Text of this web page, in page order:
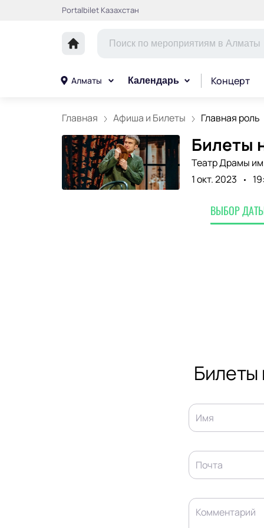
Portalbilet Казахстан
Алматы Календарь Концерт
Главная Афиша и Билеты Главная роль
Билеты
Театр Драмы
1 окт. 2023
ВЫБОР
Билеты
Имя
Почта
Комментарий